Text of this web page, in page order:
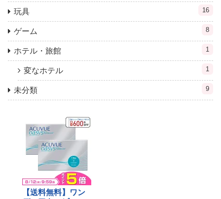
玩具 16
ゲーム 8
ホテル・旅館 1
変なホテル 1
未分類 9